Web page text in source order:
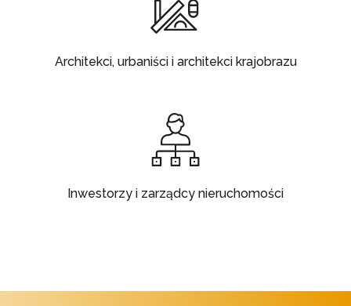
Architekci, urbaniści i architekci krajobrazu
Inwestorzy i zarządcy nieruchomości